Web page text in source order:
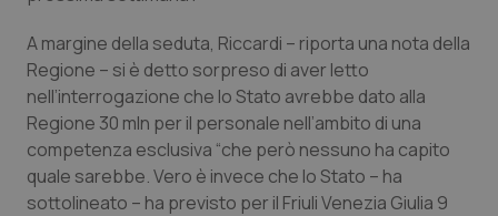
Molise
Piemonte
Provincia Autonoma di Bolzano
Epatiti
HIV
Infezioni & Febbre
A margine della seduta, Riccardi – riporta una nota della
Regione – si è detto sorpreso di aver letto
nell’interrogazione che lo Stato avrebbe dato alla
Regione 30 mln per il personale nell’ambito di una
competenza esclusiva “che però nessuno ha capito
quale sarebbe. Vero è invece che lo Stato – ha
sottolineato – ha previsto per il Friuli Venezia Giulia 9